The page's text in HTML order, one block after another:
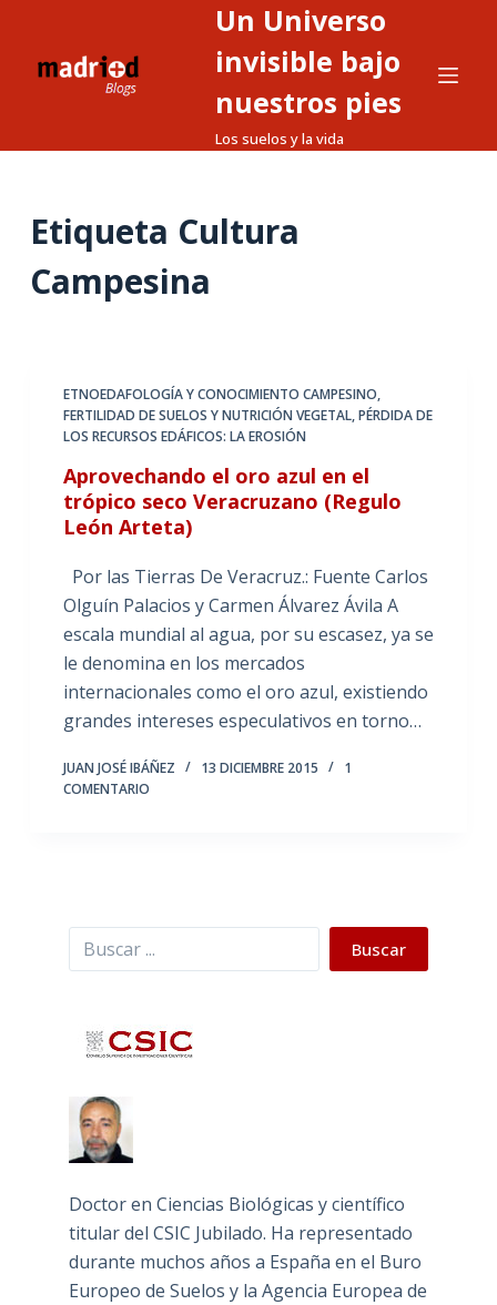
o
Un Universo
invisible bajo
nuestros pies
Los suelos y la vida
Etiqueta Cultura
Campesina
ETNOEDAFOLOGÍA Y CONOCIMIENTO CAMPESINO,
FERTILIDAD DE SUELOS Y NUTRICIÓN VEGETAL,PÉRDIDA DE
LOS RECURSOS EDÁFICOS: LA EROSIÓN
Aprovechando el oro azul en el
trópico seco Veracruzano (Regulo
León Arteta)
Por las Tierras De Veracruz.: Fuente Carlos
Olguín Palacios y Carmen Álvarez Ávila A
escala mundial al agua, por su escasez, ya se
le denomina en los mercados
internacionales como el oro azul, existiendo
grandes intereses especulativos en torno…
JUAN JOSÉ IBÁÑEZ 13 DICIEMBRE 2015
1
COMENTARIO
Buscar Buscar
Doctor en Ciencias Biológicas y científico
titular del CSIC Jubilado. Ha representado
durante muchos años a España en el Buro
Europeo de Suelos y la Agencia Europea de